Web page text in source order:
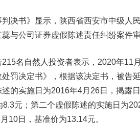
书》显示，陕西省西安市中级人
与公司证券虚假陈述责任纠纷案件审
名自然人投资者表示，2020年11
罚决定书》，根据该决定书，被告
的实施日为2016年4月26日，揭露
8.3元；第二个虚假陈述的实施日为
10日，基准价为13.14元。